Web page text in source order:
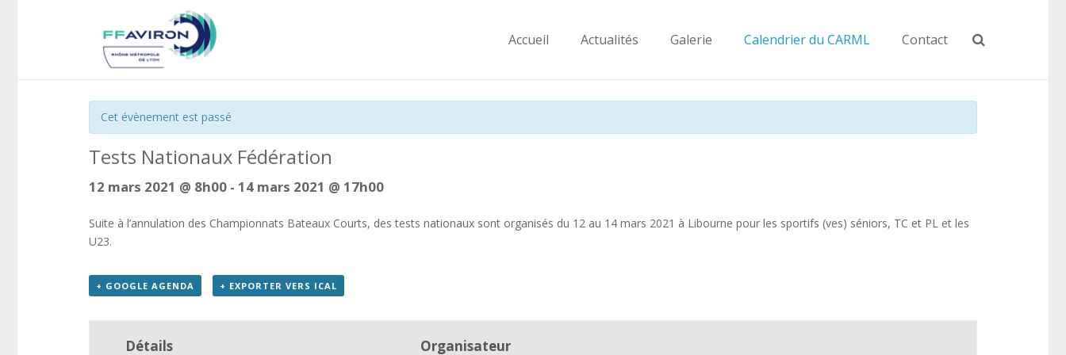
Accueil Actualités Galerie Calendrier du CARML Contact
Cet évènement est passé
Tests Nationaux Fédération
12 mars 2021 @ 8h00 - 14 mars 2021 @ 17h00
Suite à l’annulation des Championnats Bateaux Courts, des tests nationaux sont organisés du 12 au 14 mars 2021 à Libourne pour les sportifs (ves) séniors, TC et PL et les
U23.
+ GOOGLE AGENDA + EXPORTER VERS ICAL
Détails Organisateur